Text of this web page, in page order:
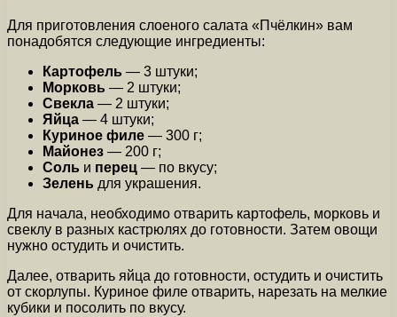
Для приготовления слоеного салата «Пчёлкин» вам
понадобятся следующие ингредиенты:
Картофель — 3 штуки;
Морковь — 2 штуки;
Свекла — 2 штуки;
Яйца — 4 штуки;
Куриное филе — 300 г;
Майонез — 200 г;
Соль и перец — по вкусу;
Зелень для украшения.
Для начала, необходимо отварить картофель, морковь и
свеклу в разных кастрюлях до готовности. Затем овощи
нужно остудить и очистить.
Далее, отварить яйца до готовности, остудить и очистить
от скорлупы. Куриное филе отварить, нарезать на мелкие
кубики и посолить по вкусу.